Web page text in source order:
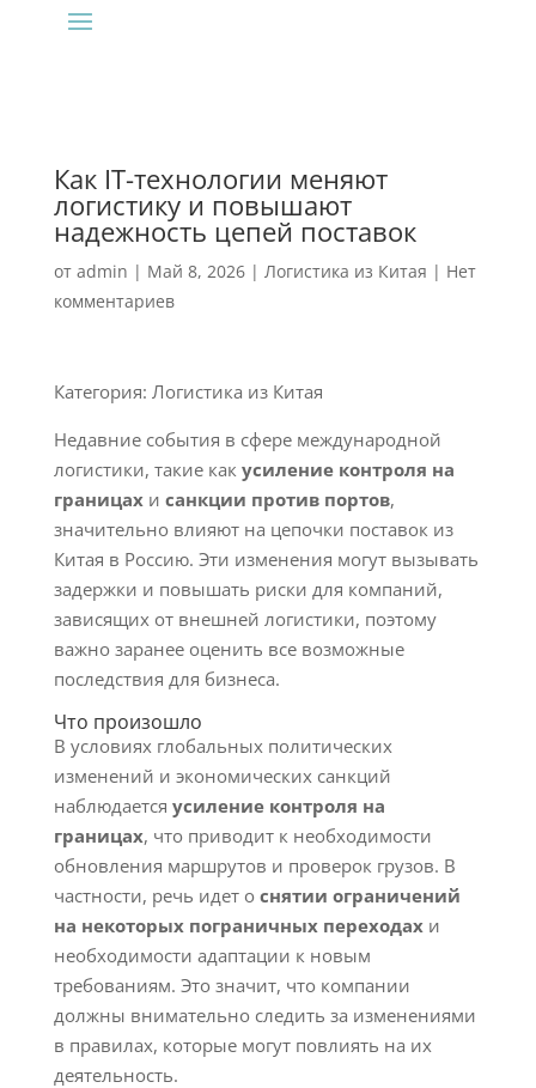
Как IT-технологии меняют
логистику и повышают
надежность цепей поставок
от admin | Май 8, 2026| Логистика из Китая | Нет
комментариев
Категория: Логистика из Китая
Недавние события в сфере международной
логистики, такие как усиление контроля на
границахи санкции против портов,
значительно влияют на цепочки поставок из
Китая в Россию. Эти изменения могут вызывать
задержки и повышать риски для компаний,
зависящих от внешней логистики, поэтому
важно заранее оценить все возможные
последствия для бизнеса.
Что произошло
В условиях глобальных политических
изменений и экономических санкций
наблюдается усиление контроля на
границах, что приводит к необходимости
обновления маршрутов и проверок грузов. В
частности, речь идет о снятии ограничений
на некоторых пограничных переходахи
необходимости адаптации к новым
требованиям. Это значит, что компании
должны внимательно следить за изменениями
в правилах, которые могут повлиять на их
деятельность.